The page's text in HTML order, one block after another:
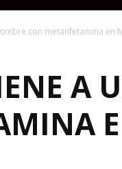
con metanfetamina en
A